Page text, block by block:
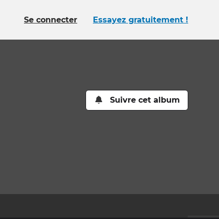
Se connecter Essayez gratuitement !
Suivre cet album